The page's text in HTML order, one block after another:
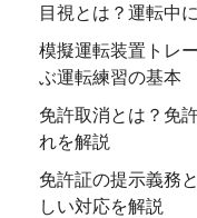
目視とは？運転中
模擬運転装置トレ
ぶ運転練習の基本
免許取消とは？免
れを解説
免許証の提示義務
しい対応を解説